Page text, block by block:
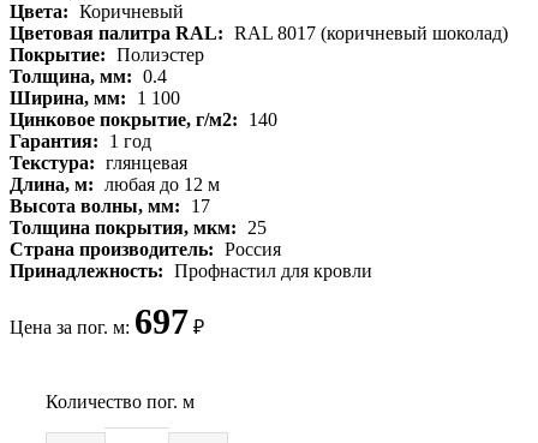
Цвета: Коричневый
Цветовая палитра RAL: RAL 8017 (коричневый шоколад)
Покрытие: Полиэстер
Толщина, мм: 0.4
Ширина, мм:
1 100
Цинковое покрытие, г/м2:
140
Гарантия:
1 год
Текстура: глянцевая
Длина, м: любая до 12 м
Высота волны, мм:
17
Толщина покрытия, мкм: 25
Страна производитель: Россия
Принадлежность: Профнастил для кровли
Цена за пог. м: 697 ₽
Количество пог. м